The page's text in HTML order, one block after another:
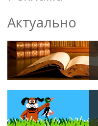
Актуально